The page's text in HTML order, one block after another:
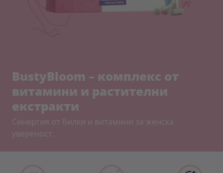
BustyBloom – комплекс от
витамини и растителни
екстракти
Синергия от билки и витамини за женска
увереност.